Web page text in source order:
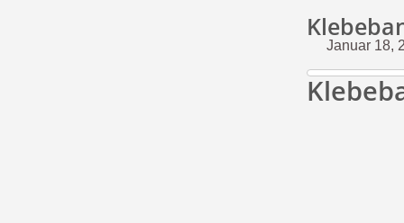
Januar 18,